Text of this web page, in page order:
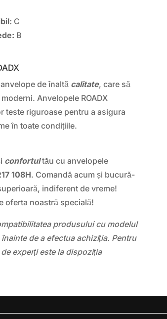
C
B
de înaltă calitate, care să
Anvelopele ROADX
teste riguroase pentru a asigura
în toate condițiile.
confortultău cu anvelopele
108H. Comandă acum și bucură-
indiferent de vreme!
oferta noastră specială!
produsului cu modelul
de a efectua achiziția. Pentru
experți este la dispoziția